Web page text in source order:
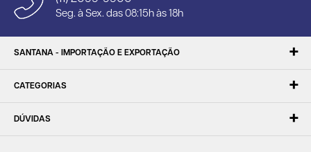
Seg. à Sex. das 08:15h às 18h
SANTANA - IMPORTAÇÃO E EXPORTAÇÃO
CATEGORIAS
DÚVIDAS